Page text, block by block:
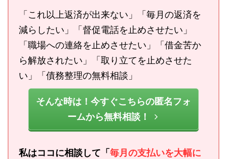
「これ以上返済が出来ない」「毎月の返済を
減らしたい」「督促電話を止めさせたい」
「職場への連絡を止めさせたい」「借金苦か
ら解放されたい」「取り立てを止めさせた
い」「債務整理の無料相談」
そんな時は！今すぐこちらの匿名フォ
ームから無料相談！
私はココに相談して「 毎月の支払いを大幅に